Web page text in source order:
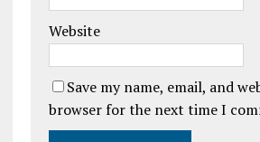
Website
Save my name, email, and
browser for the next time I